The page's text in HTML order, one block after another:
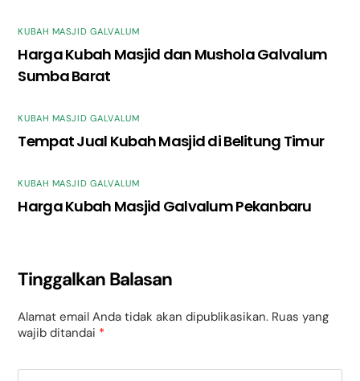
KUBAH MASJID GALVALUM
Harga Kubah Masjid dan Mushola Galvalum
Sumba Barat
KUBAH MASJID GALVALUM
Tempat Jual Kubah Masjid di Belitung Timur
KUBAH MASJID GALVALUM
Harga Kubah Masjid Galvalum Pekanbaru
Tinggalkan Balasan
Alamat email Anda tidak akan dipublikasikan. Ruas yang
wajib ditandai *